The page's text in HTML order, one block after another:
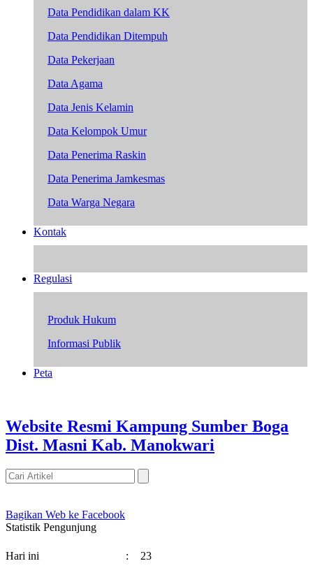
Data Pendidikan dalam KK
Data Pendidikan Ditempuh
Data Pekerjaan
Data Agama
Data Jenis Kelamin
Data Kelompok Umur
Data Penerima Raskin
Data Penerima Jamkesmas
Data Warga Negara
Kontak
Regulasi
Produk Hukum
Informasi Publik
Peta
Website Resmi Kampung Sumber Boga
Dist. Masni Kab. Manokwari
Bagikan Web ke Facebook
Statistik Pengunjung
Hari ini :
23